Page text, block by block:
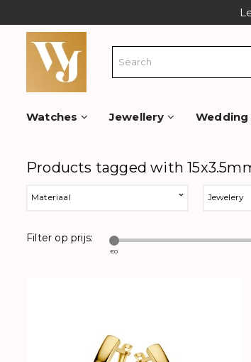
Watches Jewellery Wedding
Products tagged with
Materiaal Jewelery
Filter op prijs:
€0